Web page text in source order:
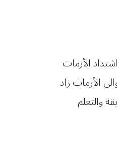
الأزمات
الأزمات زاد
والتعلم